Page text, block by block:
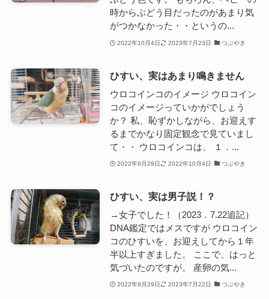
時からぶどう目だったのがあまり気
がつかなかった・・というの...
2022年10月4日 2023年7月23日 つぶやき
ひすい、実はあまり鳴きません
ウロコインコのイメージ ウロコイン
コのイメージっていかがでしょう
か？ 私、恥ずかしながら、お迎えす
るまでかなり固定観念で見ていまし
て・・ ウロコインコは、 １．...
2022年9月29日 2022年10月4日 つぶやき
ひすい、実は男子説！？
→女子でした！（2023．7.22追記）
DNA鑑定ではメスですが ウロコイン
コのひすいを、お迎えしてから１年
半以上すぎました。 ここで、はっと
気づいたのですが。 産卵の気...
2022年9月29日 2023年7月22日 つぶやき